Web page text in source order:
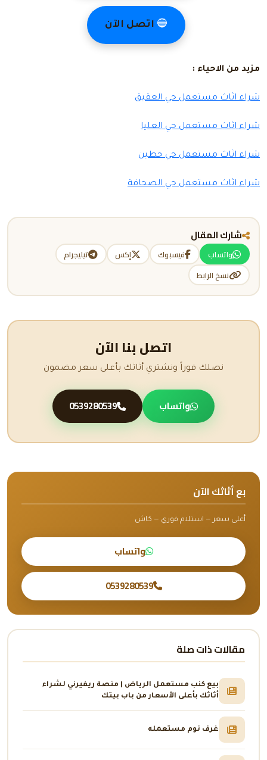
🔵 اتصل الآن
مزيد من الاحياء :
شراء اثاث مستعمل حي العقيق
شراء اثاث مستعمل حي العليا
شراء اثاث مستعمل حي حطين
شراء اثاث مستعمل حي الصحافة
شارك المقال
واتساب فيسبوك إكس
تيليجرام
نسخ الرابط
اتصل بنا الآن
نصلك فوراً ونشتري أثاثك بأعلى سعر مضمون
واتساب 0539280539
بع أثاثك الآن
أعلى سعر — استلام فوري — كاش
واتساب
0539280539
مقالات ذات صلة
بيع كنب مستعمل الرياض | منصة ريفيرني لشراء
أثاثك بأعلى الأسعار من باب بيتك
غرف نوم مستعمله